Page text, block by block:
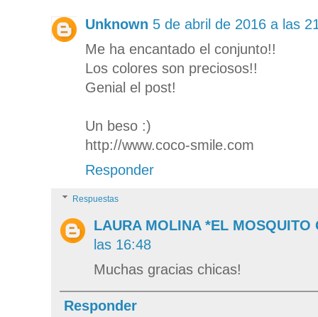
Unknown 5 de abril de 2016 a las
Me ha encantado el conjunto!!
Los colores son preciosos!!
Genial el post!
Un beso :)
http://www.coco-smile.com
Responder
Respuestas
LAURA MOLINA *EL MOSQUITO
las 16:48
Muchas gracias chicas!
Responder